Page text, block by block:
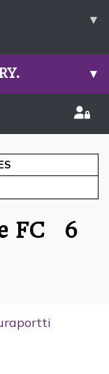
▾
▾
FC
6